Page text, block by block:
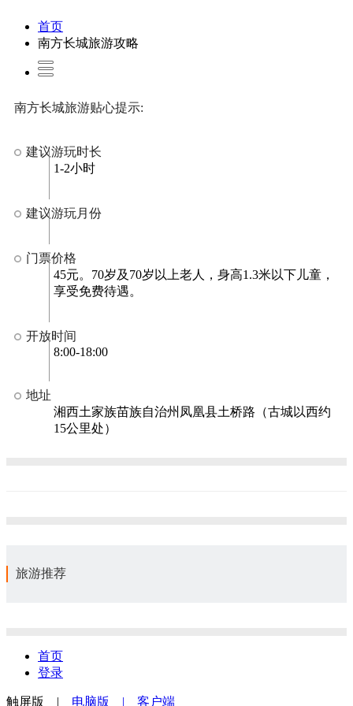
首页
南方长城旅游攻略
南方长城旅游贴心提示:
建议游玩时长
1-2小时
建议游玩月份
门票价格
45元。70岁及70岁以上老人，身高1.3米以下儿童，
享受免费待遇。
开放时间
8:00-18:00
地址
湘西土家族苗族自治州凤凰县土桥路（古城以西约
15公里处）
旅游推荐
首页
登录
触屏版 | 电脑版 | 客户端